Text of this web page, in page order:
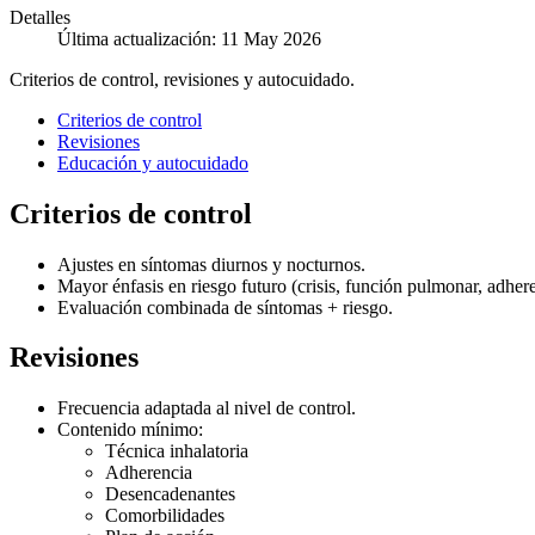
Detalles
Última actualización: 11 May 2026
Criterios de control, revisiones y autocuidado.
Criterios de control
Revisiones
Educación y autocuidado
Criterios de control
Ajustes en síntomas diurnos y nocturnos.
Mayor énfasis en riesgo futuro (crisis, función pulmonar,
Evaluación combinada de síntomas + riesgo.
Revisiones
Frecuencia adaptada al nivel de control.
Contenido mínimo:
Técnica inhalatoria
Adherencia
Desencadenantes
Comorbilidades